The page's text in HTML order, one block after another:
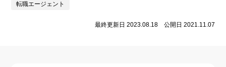
転職エージェント
最終更新日 2023.08.18 公開日 2021.11.07